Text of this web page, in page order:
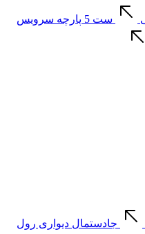
ست 5 پارچه سرویس
جادستمال دیواری رول